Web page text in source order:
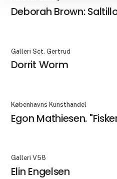
Deborah Brown:
Galleri Sct. Gertrud
Dorrit Worm
Københavns Kunsthandel
Egon Mathiesen.
Galleri V58
Elin Engelsen